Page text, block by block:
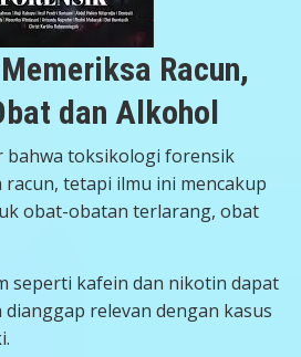
Racun,
dan Alkohol
bahwa toksikologi forensik
tetapi ilmu ini mencakup
obat-obatan terlarang, obat
seperti kafein dan nikotin dapat
relevan dengan kasus